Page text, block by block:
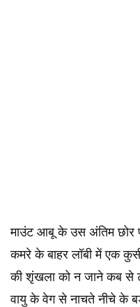
माउंट आबू के उस अंतिम
कमरे के बाहर लॉबी में एक
की शृंखला को न जाने कब से
वायु के वेग से नाचते नीचे के